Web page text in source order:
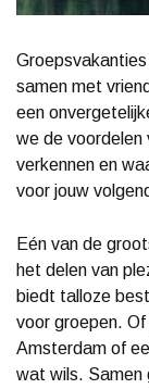
samen met
een
we de voordelen
verkennen en
voor jouw
Eén van de
het delen van
biedt talloze
voor groepen.
Amsterdam of
wat wils. Samen